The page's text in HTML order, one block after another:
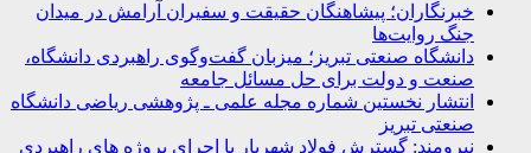
خبرنگاران؛ پیشاهنگان حقیقت و سفیران آرامش در میدان
جنگ روایت‌ها
دانشگاه صنعتی تبریز؛ میزبان گفت‌وگوی راهبردی دانشگاه،
صنعت و دولت برای حل مسائل جامعه
انتشار نخستین شماره مجله علمی ـ پژوهشی ریاضی دانشگاه
صنعتی تبریز
نیرومند: گسترش فولاد شهریار با اجرای پروژه های راهبردی